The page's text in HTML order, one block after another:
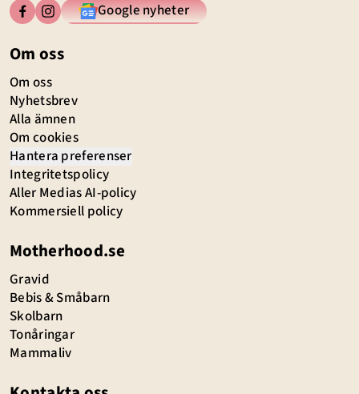
Google nyheter
Om oss
Om oss
Nyhetsbrev
Alla ämnen
Om cookies
Hantera preferenser
Integritetspolicy
Aller Medias AI-policy
Kommersiell policy
Motherhood.se
Gravid
Bebis & Småbarn
Skolbarn
Tonåringar
Mammaliv